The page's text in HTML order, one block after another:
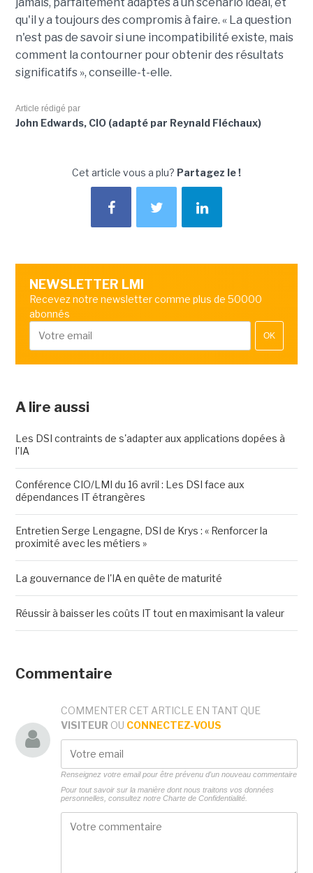
jamais, parfaitement adaptés à un scénario idéal, et
qu'il y a toujours des compromis à faire. « La question
n'est pas de savoir si une incompatibilité existe, mais
comment la contourner pour obtenir des résultats
significatifs », conseille-t-elle.
Article rédigé par
John Edwards, CIO (adapté par Reynald Fléchaux)
Cet article vous a plu? Partagez le !
NEWSLETTER LMI
Recevez notre newsletter comme plus de 50000
abonnés
OK
A lire aussi
Les DSI contraints de s'adapter aux applications dopées à
l'IA
Conférence CIO/LMI du 16 avril : Les DSI face aux
dépendances IT étrangères
Entretien Serge Lengagne, DSI de Krys : « Renforcer la
proximité avec les métiers »
La gouvernance de l'IA en quête de maturité
Réussir à baisser les coûts IT tout en maximisant la valeur
Commentaire
COMMENTER CET ARTICLE EN TANT QUE
VISITEUR OU CONNECTEZ-VOUS
Renseignez votre email pour être prévenu d'un nouveau commentaire
Pour tout savoir sur la manière dont nous traitons vos données
personnelles, consultez notre Charte de Confidentialité.